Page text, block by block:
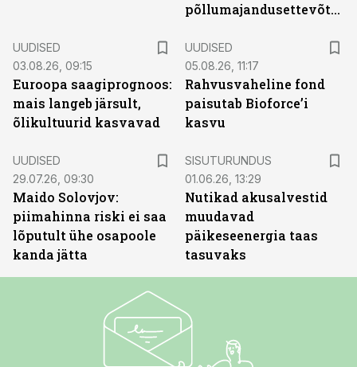
põllumajandusettevõtted
UUDISED
03.08.26, 09:15
Euroopa saagiprognoos:
mais langeb järsult,
õlikultuurid kasvavad
UUDISED
05.08.26, 11:17
Rahvusvaheline fond
paisutab Bioforce’i
kasvu
UUDISED
29.07.26, 09:30
Maido Solovjov:
piimahinna riski ei saa
lõputult ühe osapoole
kanda jätta
SISUTURUNDUS
01.06.26, 13:29
Nutikad akusalvestid
muudavad
päikeseenergia taas
tasuvaks